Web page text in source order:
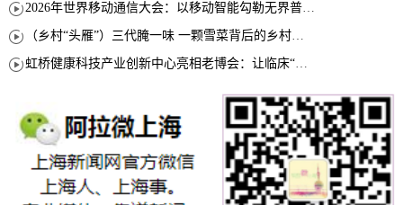
2026年世界移动通信大会：以移动智能勾勒无界普惠新愿景
（乡村“头雁”）三代腌一味 一颗雪菜背后的乡村致富经
虹桥健康科技产业创新中心亮相老博会：让临床“需求”定义银发经济新生态